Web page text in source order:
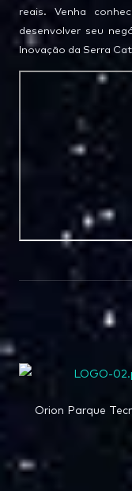
reais. Venha
desenvolver seu
Inovação da Serra
Orion Parque